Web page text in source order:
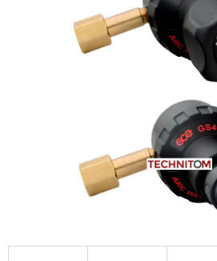
hvězdiček.